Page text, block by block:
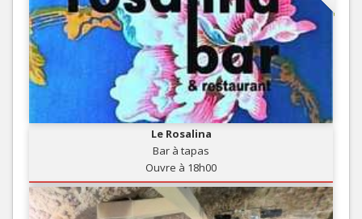
Le Rosalina
Bar à tapas
Ouvre à 18h00